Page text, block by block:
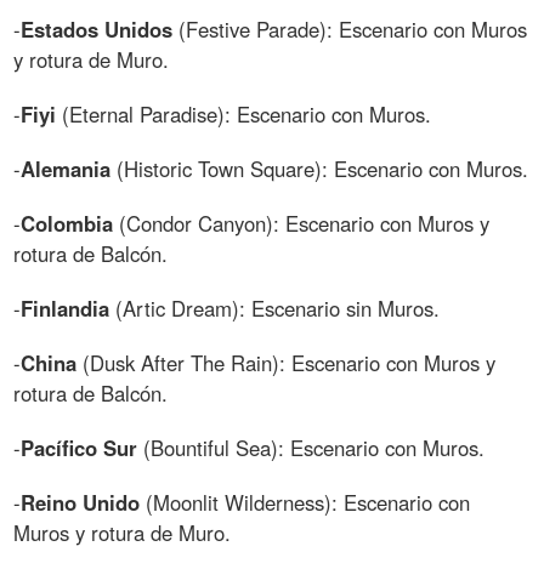
-Estados Unidos (Festive Parade): Escenario con Muros
y rotura de Muro.
-Fiyi (Eternal Paradise): Escenario con Muros.
-Alemania (Historic Town Square): Escenario con Muros.
-Colombia (Condor Canyon): Escenario con Muros y
rotura de Balcón.
-Finlandia (Artic Dream): Escenario sin Muros.
-China (Dusk After The Rain): Escenario con Muros y
rotura de Balcón.
-Pacífico Sur (Bountiful Sea): Escenario con Muros.
-Reino Unido (Moonlit Wilderness): Escenario con
Muros y rotura de Muro.